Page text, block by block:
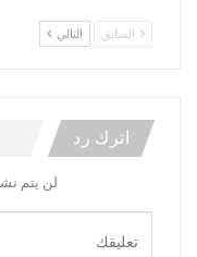
السابق التالي
اترك رد
لن يتم